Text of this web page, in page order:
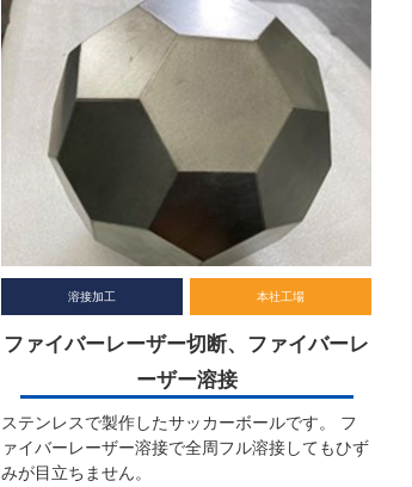
溶接加工 本社工場
ファイバーレーザー切断、ファイバーレ
ーザー溶接
ステンレスで製作したサッカーボールです。 フ
ァイバーレーザー溶接で全周フル溶接してもひず
みが目立ちません。